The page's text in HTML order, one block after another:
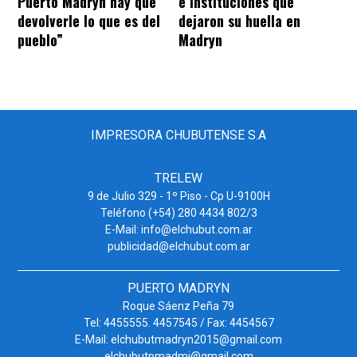
devolverle lo que es del
pueblo”
dejaron su huella en
Madryn
IMPRESORA CHUBUTENSE S.A
TRELEW
9 de Julio 329 - 1º Piso - Cp U-9100H
Teléfono (+54) 280 4434 802/3
E-Mail: info@elchubut.com.ar
publicidad@elchubut.com.ar
PUERTO MADRYN
Roque Sáenz Peña 79
Tel: 4455555. 4457545 / Fax: 4454567
E-Mail: elchubutmadryn2015@gmail.com